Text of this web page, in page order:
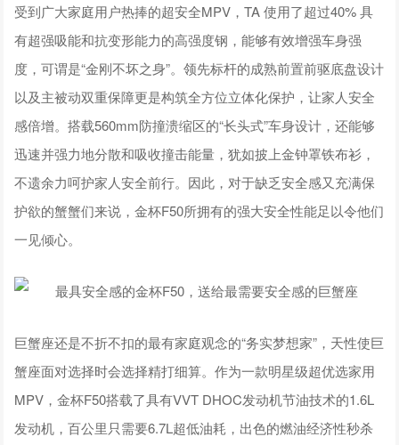
受到广大家庭用户热捧的超安全MPV，TA 使用了超过40% 具
有超强吸能和抗变形能力的高强度钢，能够有效增强车身强
度，可谓是“金刚不坏之身”。领先标杆的成熟前置前驱底盘设计
以及主被动双重保障更是构筑全方位立体化保护，让家人安全
感倍增。搭载560mm防撞溃缩区的“长头式”车身设计，还能够
迅速并强力地分散和吸收撞击能量，犹如披上金钟罩铁布衫，
不遗余力呵护家人安全前行。因此，对于缺乏安全感又充满保
护欲的蟹蟹们来说，金杯F50所拥有的强大安全性能足以令他们
一见倾心。
巨蟹座还是不折不扣的最有家庭观念的“务实梦想家”，天性使巨
蟹座面对选择时会选择精打细算。作为一款明星级超优选家用
MPV，金杯F50搭载了具有VVT DHOC发动机节油技术的1.6L
发动机，百公里只需要6.7L超低油耗，出色的燃油经济性秒杀